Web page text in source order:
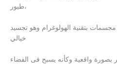
طيور،
بتقنية الهولوغرام وهو تجسيد
خيالي